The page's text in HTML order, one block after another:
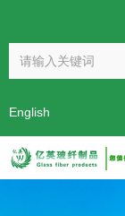
阿里巴巴
English